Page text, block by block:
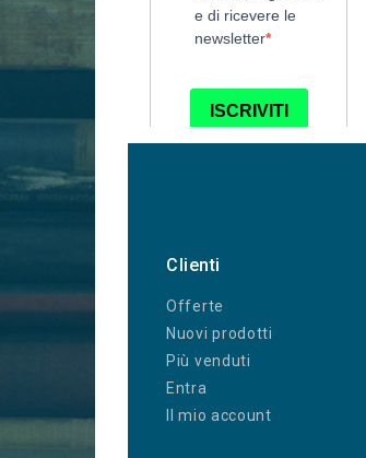
Clienti
Offerte
Nuovi prodotti
Più venduti
Entra
Il mio account